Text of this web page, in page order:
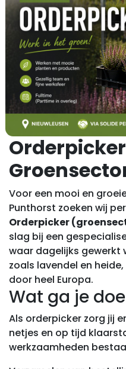
Orderpicker
Voor een mooi en
Punthorst zoeken wij
Orderpicker
slag bij een
waar dagelijks gewerkt
zoals lavendel en
door heel Europa.
Wat ga je
Als orderpicker zorg jij
netjes en op tijd
werkzaamheden